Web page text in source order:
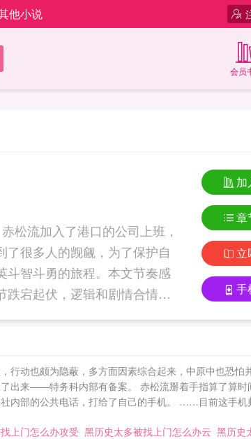
他小说
会员
松流加入了港口的公司上班，
很多人的觊觎，为了保护自
斗智斗勇的旅程。本文节奏感
宕起伏，逻辑和剧情合情合
加
章
立
手
行动也颇为隐蔽，多方面因素综合起来，中原中也恐怕
出来——特务科内部有备案。 赤松流掰着手指算了算时
内部的公共电话，打给了自己的手机。 ……目前这手机
上门怎么办攻受 黑历史太多被找上门怎么办云 黑历史